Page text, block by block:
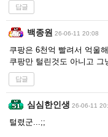
답글
백종원 26-06-11 20:08
쿠팡은 6천억 빨려서 억울
쿠팡만 털린것도 아니고 그
답글
심심한인생 26-06-11
털렸군...;;